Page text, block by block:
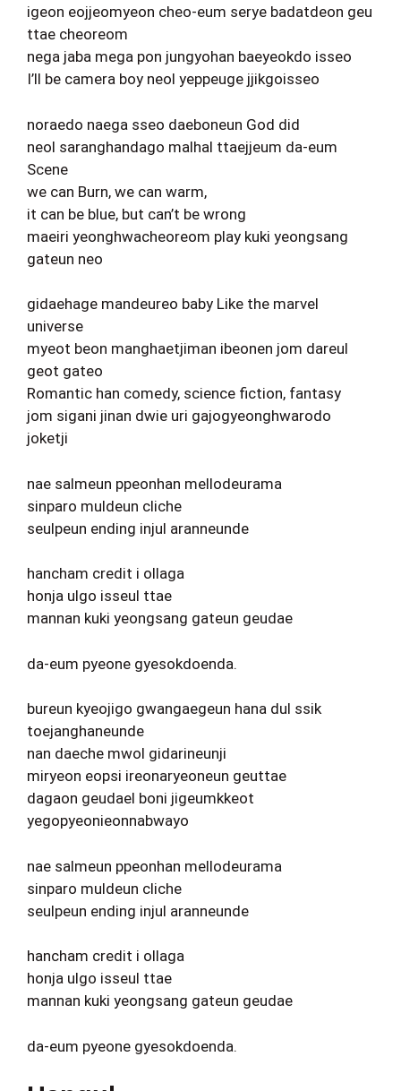
igeon eojjeomyeon cheo-eum serye badatdeon geu
ttae cheoreom
nega jaba mega pon jungyohan baeyeokdo isseo
I’ll be camera boy neol yeppeuge jjikgoisseo
noraedo naega sseo daeboneun God did
neol saranghandago malhal ttaejjeum da-eum
Scene
we can Burn, we can warm,
it can be blue, but can’t be wrong
maeiri yeonghwacheoreom play kuki yeongsang
gateun neo
gidaehage mandeureo baby Like the marvel
universe
myeot beon manghaetjiman ibeonen jom dareul
geot gateo
Romantic han comedy, science fiction, fantasy
jom sigani jinan dwie uri gajogyeonghwarodo
joketji
nae salmeun ppeonhan mellodeurama
sinparo muldeun cliche
seulpeun ending injul aranneunde
hancham credit i ollaga
honja ulgo isseul ttae
mannan kuki yeongsang gateun geudae
da-eum pyeone gyesokdoenda.
bureun kyeojigo gwangaegeun hana dul ssik
toejanghaneunde
nan daeche mwol gidarineunji
miryeon eopsi ireonaryeoneun geuttae
dagaon geudael boni jigeumkkeot
yegopyeonieonnabwayo
nae salmeun ppeonhan mellodeurama
sinparo muldeun cliche
seulpeun ending injul aranneunde
hancham credit i ollaga
honja ulgo isseul ttae
mannan kuki yeongsang gateun geudae
da-eum pyeone gyesokdoenda.